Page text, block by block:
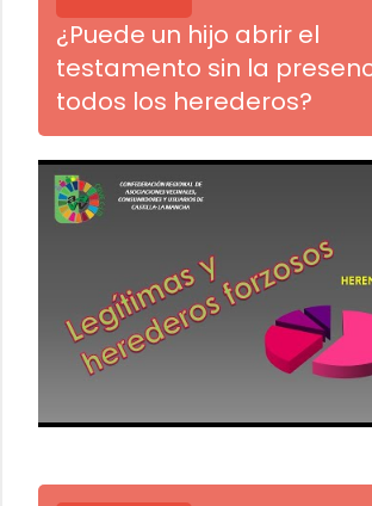
¿Puede un hijo abrir el
testamento sin la
todos los herederos?